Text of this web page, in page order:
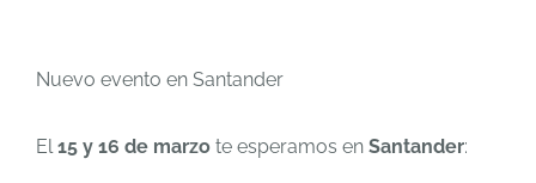
Nuevo evento en Santander
El15 y 16 de marzo te esperamos en Santander: